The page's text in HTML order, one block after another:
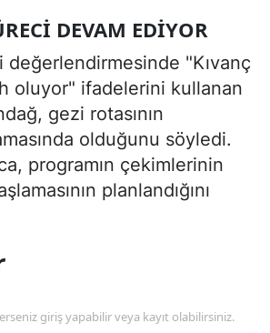
DEVAM EDIYOR
değerlendirmesinde "Kıvanç
oluyor" ifadelerini kullanan
gezi rotasının
olduğunu söyledi.
programın çekimlerinin
planlandığını
giriş yapabilir veya kayıt olabilirsiniz.